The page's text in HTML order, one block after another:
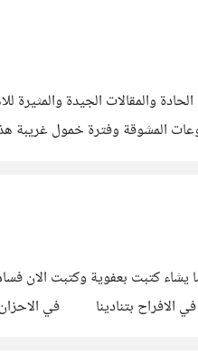
الحادة والمقالات الجيدة
المشوقة وفترة خمول غريبة هذا